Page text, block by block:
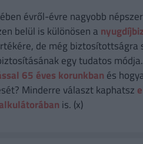
évről-évre nagyobb
belül is különösen a
de még biztosítottságra
egy tudatos
65 éves korunkban és
Minderre választ kaphatsz
is. (x)